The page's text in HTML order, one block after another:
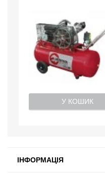
У КОШИК
ІНФОРМАЦІЯ